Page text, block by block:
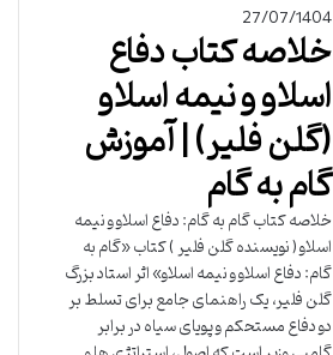
27/07/1404
خلاصه کتاب دفاع
اسلاو و نیمه اسلاو
(گلن فلیر) | آموزش
گام به گام
خلاصه کتاب گام به گام: دفاع اسلاو و نیمه
اسلاو ( نویسنده گلن فلیر ) کتاب «گام به
گام: دفاع اسلاو و نیمه اسلاو» اثر استاد بزرگ
گلن فلیر، یک راهنمای جامع برای تسلط بر
دو دفاع مستحکم و پویای سیاه در برابر